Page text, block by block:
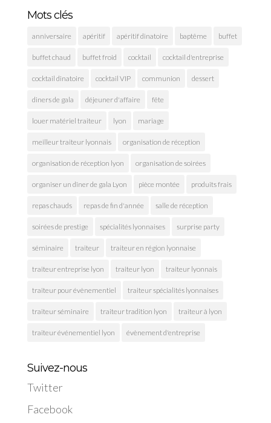
Mots clés
anniversaire apéritif apéritif dinatoire baptême buffet
buffet chaud buffet froid cocktail cocktail d'entreprise
cocktail dinatoire cocktail VIP communion dessert
diners de gala déjeuner d'affaire fête
louer matériel traiteur lyon mariage
meilleur traiteur lyonnais organisation de réception
organisation de réception lyon organisation de soirées
organiser un dîner de gala Lyon pièce montée produits frais
repas chauds repas de fin d'année salle de réception
soirées de prestige spécialités lyonnaises surprise party
séminaire traiteur traiteur en région lyonnaise
traiteur entreprise lyon traiteur lyon traiteur lyonnais
traiteur pour évènementiel traiteur spécialités lyonnaises
traiteur séminaire traiteur tradition lyon traiteur à lyon
traiteur événementiel lyon évènement d'entreprise
Suivez-nous
Twitter
Facebook